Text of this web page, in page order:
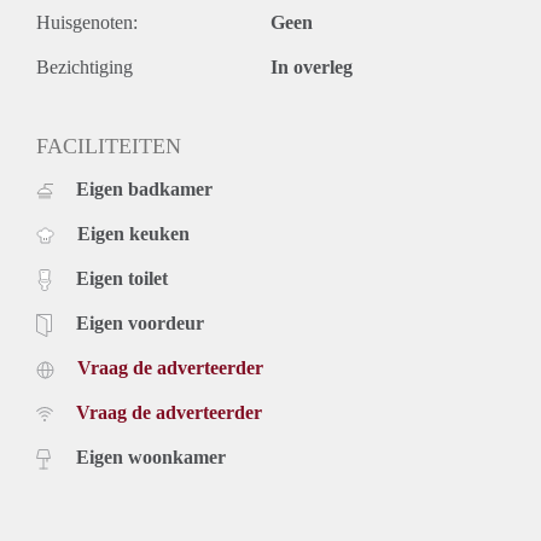
Prijs
€ 795,- per maand exclusief nutsvoorzieningen, tv, internet,
servicekosten en belastingen. Inclusief stoffering en
Voor meer informatie kunt u contact met ons opnemen of
Huisgenoten: Geen
Bezichtiging In overleg
FACILITEITEN
Eigen badkamer
Eigen keuken
Eigen toilet
Eigen voordeur
Vraag de adverteerder
Vraag de adverteerder
Eigen woonkamer